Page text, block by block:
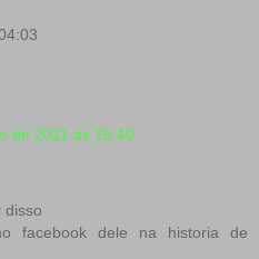
de 2011 às 15:40
disso
facebook dele na historia de